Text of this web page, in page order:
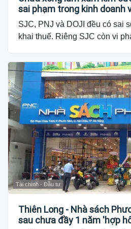
sai phạm trong kinh doanh
SJC, PNJ và DOJI đều có sai
khai thuế. Riêng SJC còn vi
Tài chính - Đầu tư
Thiên Long - Nhà sách
sau chưa đầy 1 năm 'hợp